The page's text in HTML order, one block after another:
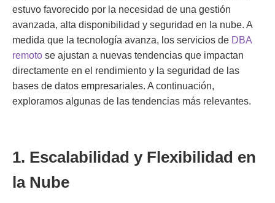
estuvo favorecido por la necesidad de una gestión
avanzada, alta disponibilidad y seguridad en la nube. A
medida que la tecnología avanza, los servicios de DBA
remoto se ajustan a nuevas tendencias que impactan
directamente en el rendimiento y la seguridad de las
bases de datos empresariales. A continuación,
exploramos algunas de las tendencias más relevantes.
1. Escalabilidad y Flexibilidad en
la Nube